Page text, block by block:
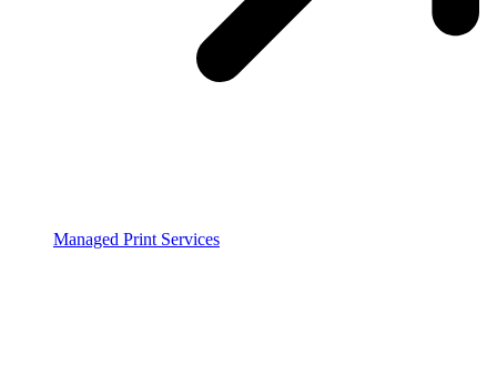
Managed Print Services